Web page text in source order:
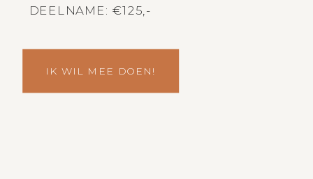
IK WIL MEE DOEN!
DEELNAME: €125,-